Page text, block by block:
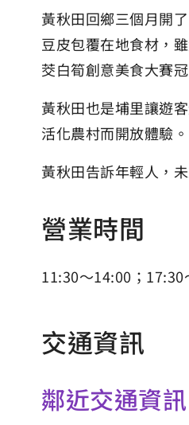
黃秋田回鄉三個月開
豆皮包覆在地食材，
茭白筍創意美食大賽
黃秋田也是埔里讓遊
活化農村而開放體驗。
黃秋田告訴年輕人，
營業時間
11:30～14:00；17:30
交通資訊
鄰近交通資訊